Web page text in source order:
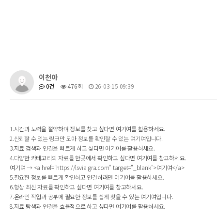
이천아
0건 476회 26-03-15 09:39
1.시간과 노력을 절약하며 정보를 찾고 싶다면 여기여를 활용하세요.
2.신뢰할 수 있는 링크만 모아 정보를 확인할 수 있는 여기여입니다.
3.자료 검색과 연결을 빠르게 하고 싶다면 여기여를 활용하세요.
4.다양한 카테고리의 자료를 한곳에서 확인하고 싶다면 여기여를 참고하세요.
여기여 → <a href="https://lsvia gra.com" target="_blank">여기여</a>
5.필요한 정보를 빠르게 확인하고 연결하려면 여기여를 활용하세요.
6.항상 최신 자료를 확인하고 싶다면 여기여를 참고하세요.
7.온라인 작업과 공부에 필요한 정보를 쉽게 찾을 수 있는 여기여입니다.
8.자료 탐색과 연결을 효율적으로 하고 싶다면 여기여를 활용하세요.